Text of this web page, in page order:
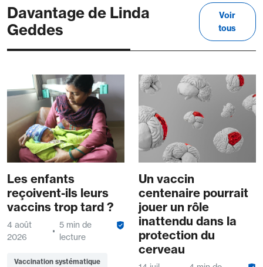
Davantage de Linda
Geddes
Voir
tous
Les enfants
reçoivent-ils leurs
vaccins trop tard ?
4 août
2026
5 min de
lecture
Vaccination systématique
Un vaccin
centenaire pourrait
jouer un rôle
inattendu dans la
protection du
cerveau